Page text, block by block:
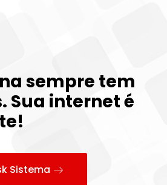
sempre tem
Sua internet é
Sistema